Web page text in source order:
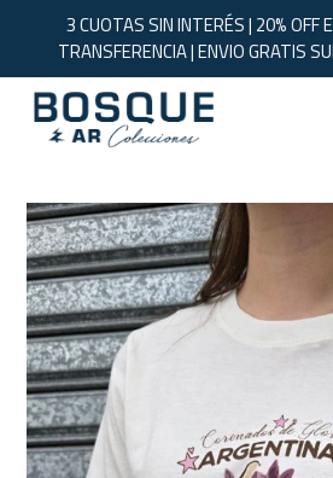
3 CUOTAS SIN INTERÉS | 20% OFF
TRANSFERENCIA | ENVIO GRATIS